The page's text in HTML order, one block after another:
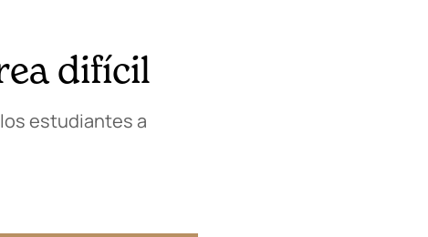
difícil
estudiantes a